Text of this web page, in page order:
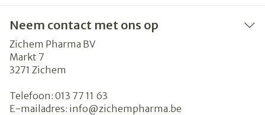
Neem contact met ons op
Zichem Pharma BV
Markt 7
3271 Zichem
Telefoon: 013 77 11 63
E-mailadres: info@zichempharma.be